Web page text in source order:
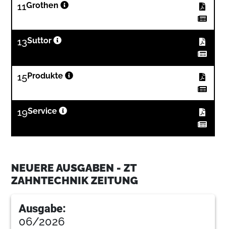
11Grothen
13Suttor
15Produkte
19Service
NEUERE AUSGABEN - ZT
ZAHNTECHNIK ZEITUNG
Ausgabe:
06/2026